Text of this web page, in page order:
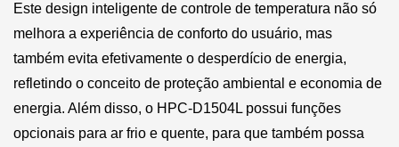
Este design inteligente de controle de temperatura não só
melhora a experiência de conforto do usuário, mas
também evita efetivamente o desperdício de energia,
refletindo o conceito de proteção ambiental e economia de
energia. Além disso, o HPC-D1504L possui funções
opcionais para ar frio e quente, para que também possa